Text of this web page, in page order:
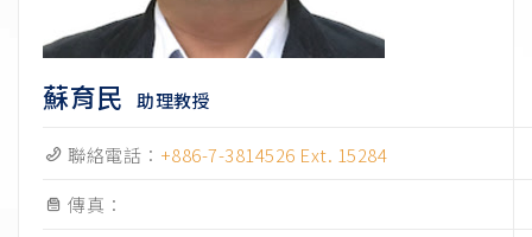
蘇育民 助理教授
聯絡電話： +886-7-3814526 Ext. 15284
傳真：